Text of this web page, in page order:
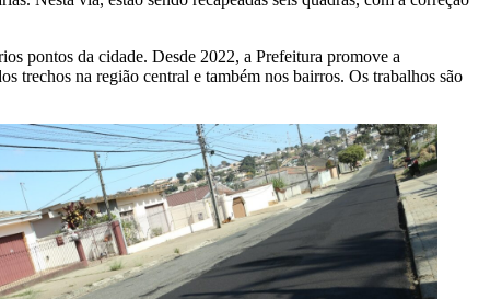
pontos da cidade. Desde 2022, a Prefeitura promove a
trechos na região central e também nos bairros. Os trabalhos são